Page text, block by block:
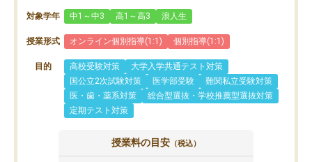
対象学年 中1～中3 高1～高3 浪人生
授業形式 オンライン個別指導(1:1) 個別指導(1:1)
目的 高校受験対策
大学入学共通テスト対策
国公立2次試験対策
医学部受験
難関私立受験対策
医・歯・薬系対策
総合型選抜・学校推薦型選抜対策
定期テスト対策
授業料の目安 （税込）